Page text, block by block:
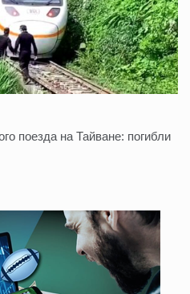
поезда на Тайване: погибли